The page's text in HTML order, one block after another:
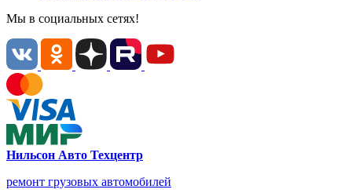
Мы в социальных сетях!
Нильсон Авто Техцентр
ремонт грузовых автомобилей